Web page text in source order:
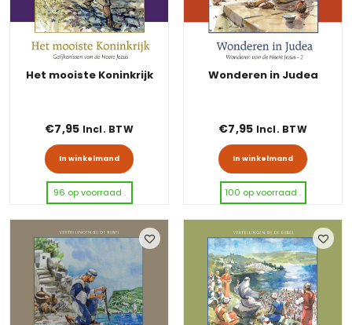
Het mooiste Koninkrijk
€7,95 Incl. BTW
In winkelmand
96 op voorraad .
Wonderen in Judea
€7,95 Incl. BTW
In winkelmand
100 op voorraad .